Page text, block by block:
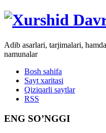
Adib asarlari, tarjimalari,
namunalar
Bosh sahifa
Sayt xaritasi
Qiziqarli saytlar
RSS
ENG SO’NGGI